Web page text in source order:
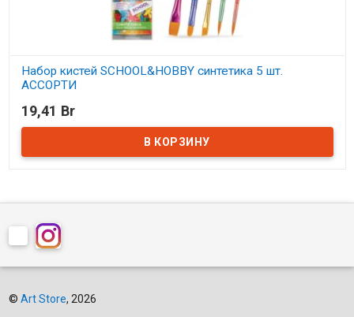
Набор кистей SCHOOL&HOBBY синтетика 5 шт.
АССОРТИ
В наличии
19,41 Br
© Art Store, 2026